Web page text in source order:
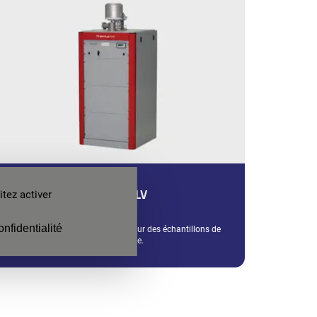
THEMYS LV
Votre plateforme polyvalente pour des échantillons de
large volume.
activer